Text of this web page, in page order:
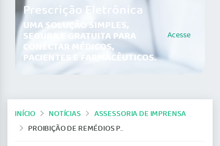
Prescrição Eletrônica
UMA SOLUÇÃO SIMPLES,
SEGURA E GRATUITA PARA
CONECTAR MÉDICOS,
PACIENTES E FARMACÊUTICOS.
Acesse
INÍCIO NOTÍCIAS
ASSESSORIA DE IMPRENSA
PROIBIÇÃO DE REMÉDIOS PARA EMAGRECER ENTRA NA PAUTA DA ANVISA